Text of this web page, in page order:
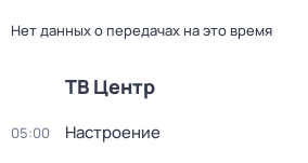
Нет данных о передачах на это время
ТВ Центр
05:00 Настроение